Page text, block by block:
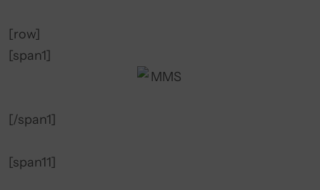
[row]
[span1]
[/span1]
[span11]